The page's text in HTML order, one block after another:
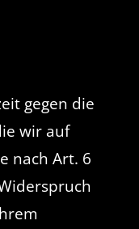
gegen die
wir auf
nach Art. 6